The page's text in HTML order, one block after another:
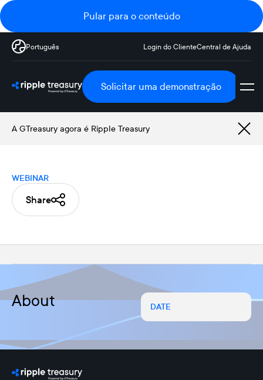
Pular para o conteúdo
Português Login do ClienteCentral de Ajuda
Solicitar uma demonstração
A GTreasury agora é Ripple Treasury
WEBINAR
Share
About DATE